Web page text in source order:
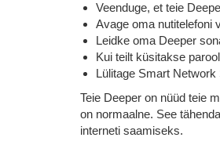
Veenduge, et teie
Avage oma nutitelefoni
Leidke oma Deeper
Kui teilt küsitakse
Lülitage Smart
Teie Deeper on nüüd teie
on normaalne. See
interneti saamiseks.